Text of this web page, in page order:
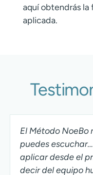
aquí obtendrás la
aplicada.
El Método
puedes
aplicar desde el
decir del equipo